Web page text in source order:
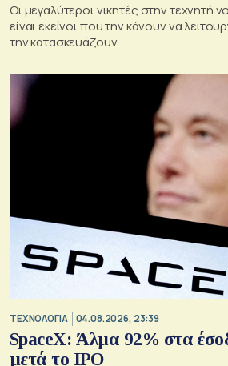
Οι μεγαλύτεροι νικητές στην τεχνητή
είναι εκείνοι που την κάνουν να
την κατασκευάζουν
ΤΕΧΝΟΛΟΓΙΑ 04.08.2026, 23:39
SpaceX: Άλμα 92% στα
μετά το IPO